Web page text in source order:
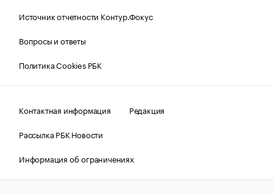
Источник отчетности Контур.Фокус
Вопросы и ответы
Политика Cookies РБК
Контактная информация
Редакция
Рассылка РБК Новости
Информация об ограничениях
Правовая информация
О соблюдении авторских прав